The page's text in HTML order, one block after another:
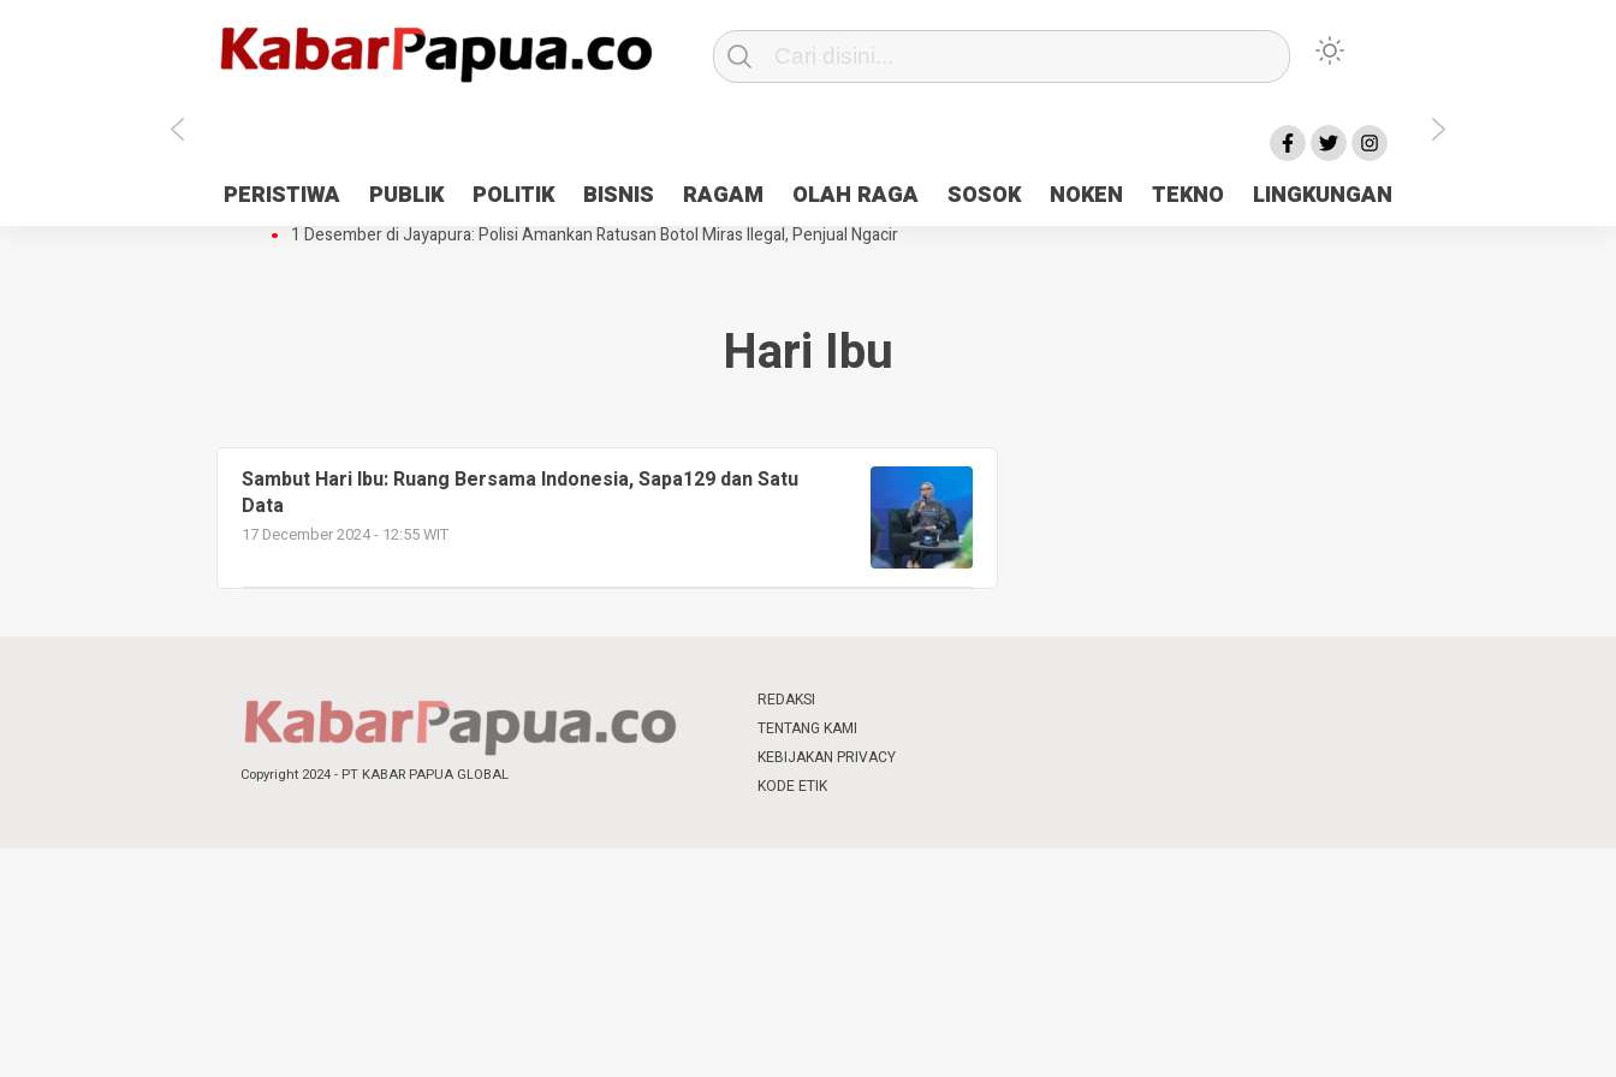
PERISTIWA PUBLIK POLITIK BISNIS RAGAM OLAH RAGA SOSOK NOKEN TEKNO LINGKUNGAN
Antisipasi 1 Desember, TNI Polri Patroli 2×24 jam di Kota Jayapura
Pesan Sejuk Polri di Deklarasi Pemilu Ceria Tanah Papua
Gedung Perpustakaan SMPN 5 Sentani Terbakar
Hibah Pilkada Jayapura Cair 10 Persen, Deposit Kas Daerah Rp23 Miliar Disorot
1 Desember di Jayapura: Polisi Amankan Ratusan Botol Miras Ilegal, Penjual Ngacir
Hari Ibu
Sambut Hari Ibu: Ruang Bersama Indonesia, Sapa129 dan Satu
Data
17 December 2024 - 12:55 WIT
Copyright 2024 - PT KABAR PAPUA GLOBAL
REDAKSI
TENTANG KAMI
KEBIJAKAN PRIVACY
KODE ETIK